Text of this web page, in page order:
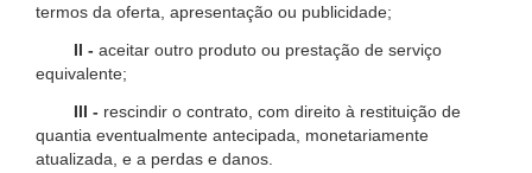
termos da oferta, apresentação ou publicidade;
II - aceitar outro produto ou prestação de serviço
equivalente;
III - rescindir o contrato, com direito à restituição de
quantia eventualmente antecipada, monetariamente
atualizada, e a perdas e danos.